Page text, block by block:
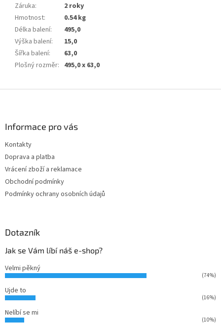
Záruka:
2 roky
Hmotnost:
0.54 kg
Délka balení:
495,0
Výška balení:
15,0
Šířka balení:
63,0
Plošný rozměr: 495,0 x 63,0
Informace pro vás
Kontakty
Doprava a platba
Vrácení zboží a reklamace
Obchodní podmínky
Podmínky ochrany osobních údajů
Dotazník
Jak se Vám líbí náš e-shop?
Velmi pěkný
(74%)
Ujde to
(16%)
Nelíbí se mi
(10%)